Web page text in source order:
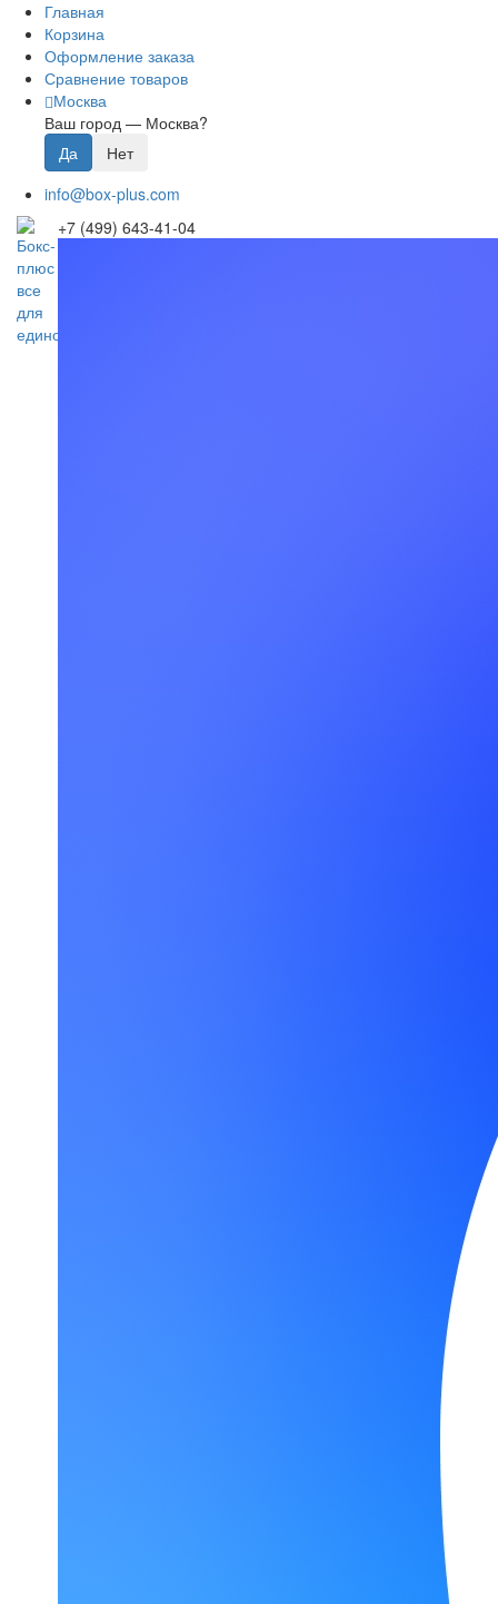
Главная
Корзина
Оформление заказа
Сравнение товаров
Москва
Ваш город — Москва?
info@box-plus.com
+7 (499) 643-41-04